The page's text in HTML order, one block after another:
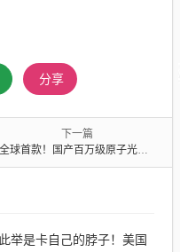
分享
下一篇
全球首款！国产百万级原子光镊阵列芯片发布